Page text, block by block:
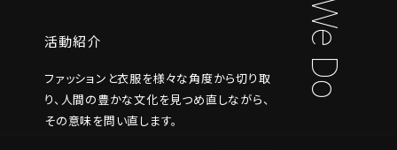
活動紹介
ファッションと衣服を様々な角度から切り取
り、 人間の豊かな文化を見つめ直しながら、
その意味を問い直します。